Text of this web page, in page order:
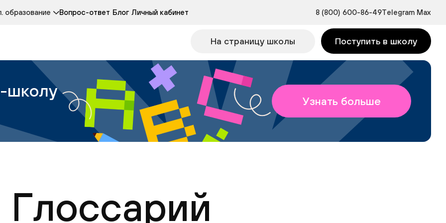
образование
по чтению
Вопрос-ответ Блог Личный кабинет 8 (800) 600-86-49Telegram Max
На страницу школы Поступить в школу
школу
Узнать больше
Глоссарий